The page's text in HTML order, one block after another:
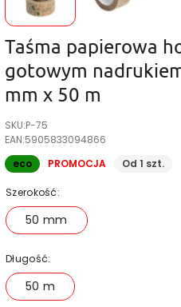
Taśma papierowa
gotowym
mm x 50 m
SKU:P-75
EAN:5905833094866
eco
PROMOCJA Od 1 szt.
Szerokość:
50 mm
Długość:
50 m